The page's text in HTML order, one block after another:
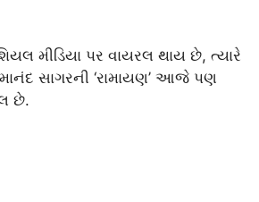
મીડિયા પર વાયરલ થાય છે, ત્યારે
સાગરની ‘રામાયણ’ આજે પણ
છે.